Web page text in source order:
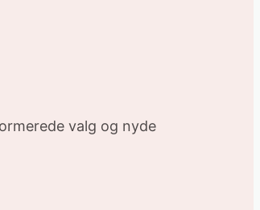
valg og nyde